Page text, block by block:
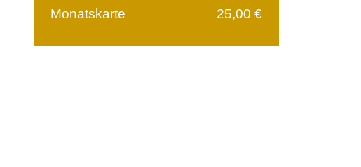
Monatskarte
25,00 €